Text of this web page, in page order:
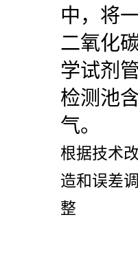
中，将
二氧化
学试剂
检测池
气。
根据技术
造和误差
整